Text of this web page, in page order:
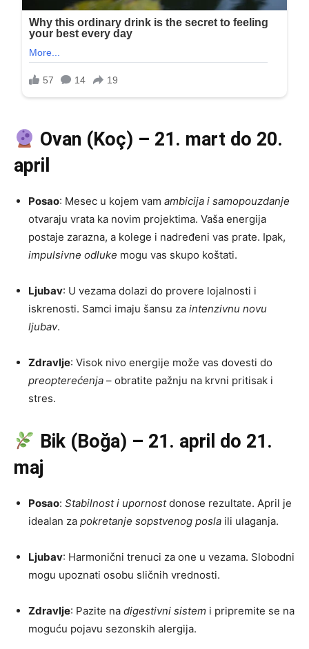
Ovan (Koç) – 21. mart do 20.
april
Posao: Mesec u kojem vam ambicija i samopouzdanje
otvaraju vrata ka novim projektima. Vaša energija
postaje zarazna, a kolege i nadređeni vas prate. Ipak,
impulsivne odluke mogu vas skupo koštati.
Ljubav: U vezama dolazi do provere lojalnosti i
iskrenosti. Samci imaju šansu za intenzivnu novu
ljubav.
Zdravlje: Visok nivo energije može vas dovesti do
preopterećenja – obratite pažnju na krvni pritisak i
stres.
Bik (Boğa) – 21. april do 21.
maj
Posao: Stabilnost i upornostdonose rezultate. April je
idealan za pokretanje sopstvenog posla ili ulaganja.
Ljubav: Harmonični trenuci za one u vezama. Slobodni
mogu upoznati osobu sličnih vrednosti.
Zdravlje: Pazite na digestivni sistem i pripremite se na
moguću pojavu sezonskih alergija.